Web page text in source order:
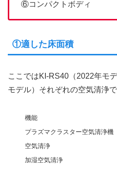
⑥コンパクトボディ
①適した床面積
ここではKI-RS40（2022年モ
モデル）それぞれの空気清浄
機能
プラズマクラスター空気清浄機
空気清浄
加湿空気清浄